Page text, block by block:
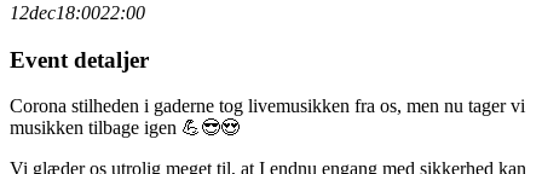
12dec18:0022:00
Event detaljer
Corona stilheden i gaderne tog livemusikken fra os, men nu tager vi
musikken tilbage igen 💪😎😍
Vi glæder os utrolig meget til, at I endnu engang med sikkerhed kan